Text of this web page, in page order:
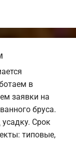
в
заявки на
бруса.
Срок
типовые,